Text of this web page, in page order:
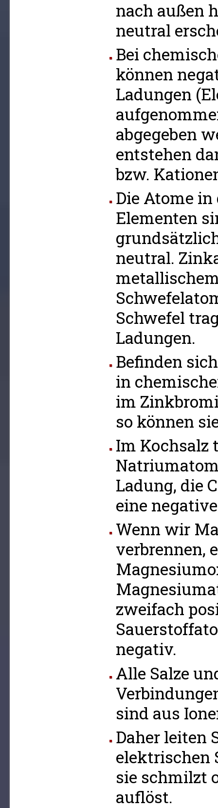
nach außen
neutral
Bei
können
Ladungen
abgegeben
entstehen
bzw.
Die Atome in
Elementen
neutral.
Schwefel
Ladungen.
Befinden
in
im
so können
Im Kochsalz
Ladung, die
eine
Wenn wir
verbrennen,
zweifach
negativ.
Alle Salze
sind aus
Daher leiten
elektrischen
sie schmilzt
auflöst.